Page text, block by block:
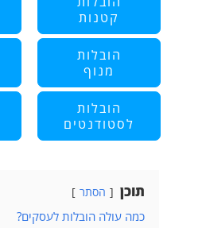
קטנות
הובלות
מנוף
הובלות
לסטודנטים
תוכן הסתר
כמה עולה הובלות לעסקים?